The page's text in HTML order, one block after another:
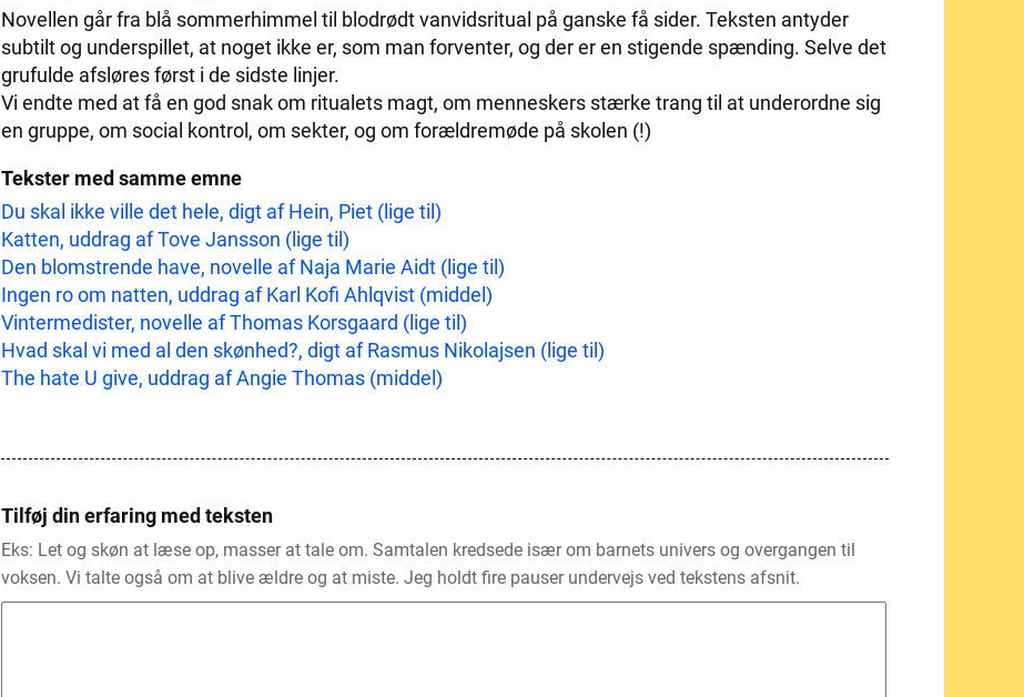
Novellen går fra blå sommerhimmel til blodrødt vanvidsritual på ganske få sider. Teksten antyder
subtilt og underspillet, at noget ikke er, som man forventer, og der er en stigende spænding. Selve det
grufulde afsløres først i de sidste linjer.
Vi endte med at få en god snak om ritualets magt, om menneskers stærke trang til at underordne sig
en gruppe, om social kontrol, om sekter, og om forældremøde på skolen (!)
Tekster med samme emne
Du skal ikke ville det hele, digt af Hein, Piet (lige til)
Katten, uddrag af Tove Jansson (lige til)
Den blomstrende have, novelle af Naja Marie Aidt (lige til)
Ingen ro om natten, uddrag af Karl Kofi Ahlqvist (middel)
Vintermedister, novelle af Thomas Korsgaard (lige til)
Hvad skal vi med al den skønhed?, digt af Rasmus Nikolajsen (lige til)
The hate U give, uddrag af Angie Thomas (middel)
Tilføj din erfaring med teksten
Eks: Let og skøn at læse op, masser at tale om. Samtalen kredsede især om barnets univers og overgangen til
voksen. Vi talte også om at blive ældre og at miste. Jeg holdt fire pauser undervejs ved tekstens afsnit.